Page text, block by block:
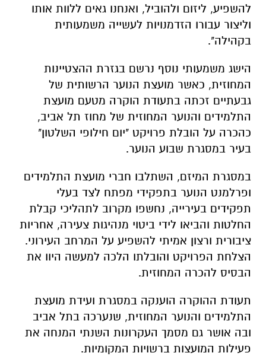
להשפיע, ליזום ולהוביל, ואנחנו גאים ללוות אותו
וליצור עבורו הזדמנויות לעשייה משמעותית
בקהילה".
הישג משמעותי נוסף נרשם בגזרת ההצטיינות
המחוזית, כאשר מועצת הנוער הרשותית של
גבעתיים זכתה בתעודת הוקרה מטעם מועצת
התלמידים והנוער המחוזית של מחוז תל אביב,
כהכרה על הובלת פרויקט "יום חילופי השלטון"
בעיר במסגרת שבוע הנוער.
במסגרת המיזם, השתלבו חברי מועצת התלמידים
ופרלמנט הנוער בתפקידי מפתח לצד בעלי
תפקידים בעירייה, נחשפו מקרוב לתהליכי קבלת
החלטות והביאו לידי ביטוי מנהיגות צעירה, אחריות
ציבורית ורצון אמיתי להשפיע על המרחב העירוני.
הצלחת הפרויקט והובלתו הלכה למעשה היוו את
הבסיס להכרה המחוזית.
תעודת ההוקרה הוענקה במסגרת ועידת מועצת
התלמידים והנוער המחוזית, שנערכה בתל אביב
ובה אושר גם מסמך העקרונות השנתי המנחה את
פעילות המועצות ברשויות המקומיות.